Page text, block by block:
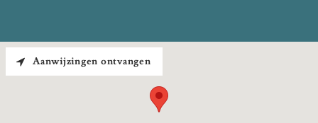
Aanwijzingen ontvangen